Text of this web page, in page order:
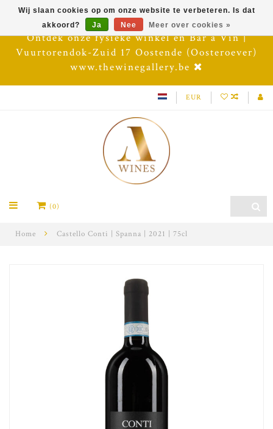
Ontdek onze fysieke winkel en Bar à Vin |
Vuurtorendok-Zuid 17 Oostende (Oosteroever)
www.thewinegallery.be
EUR
(0)
Home Castello Conti | Spanna | 2021 | 75cl
Wij slaan cookies op om onze website te verbeteren. Is dat
akkoord?
Ja Nee Meer over cookies »